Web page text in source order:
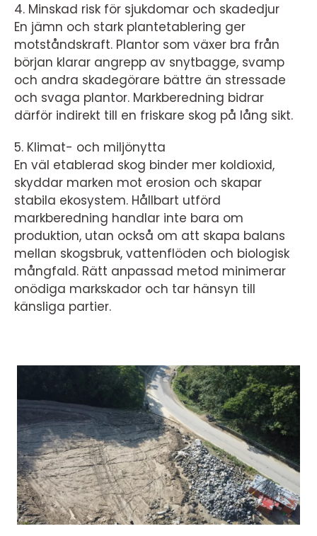
4. Minskad risk för sjukdomar och skadedjur
En jämn och stark plantetablering ger
motståndskraft. Plantor som växer bra från
början klarar angrepp av snytbagge, svamp
och andra skadegörare bättre än stressade
och svaga plantor. Markberedning bidrar
därför indirekt till en friskare skog på lång sikt.
5. Klimat- och miljönytta
En väl etablerad skog binder mer koldioxid,
skyddar marken mot erosion och skapar
stabila ekosystem. Hållbart utförd
markberedning handlar inte bara om
produktion, utan också om att skapa balans
mellan skogsbruk, vattenflöden och biologisk
mångfald. Rätt anpassad metod minimerar
onödiga markskador och tar hänsyn till
känsliga partier.